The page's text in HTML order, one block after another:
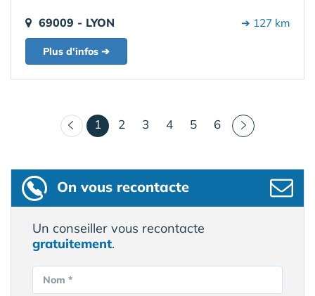
69009 - LYON ➔ 127 km
Plus d'infos ➔
1 (courant)
2 3 4 5 6
On vous recontacte
Un conseiller vous recontacte
gratuitement.
Nom *